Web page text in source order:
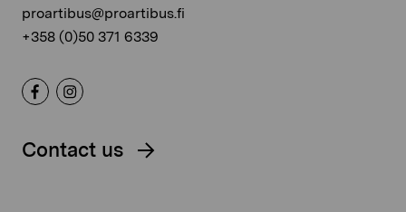
proartibus@proartibus.fi
+358 (0)50 371 6339
Contact us